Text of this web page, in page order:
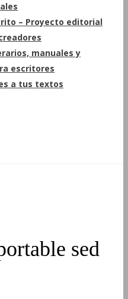
– Proyecto editorial
manuales y
escritores
a tus textos
sed